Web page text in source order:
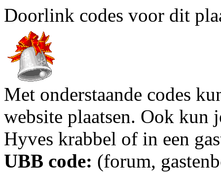
Doorlink codes voor dit
Met onderstaande codes
website plaatsen. Ook kun
Hyves krabbel of in een
UBB code: (forum,